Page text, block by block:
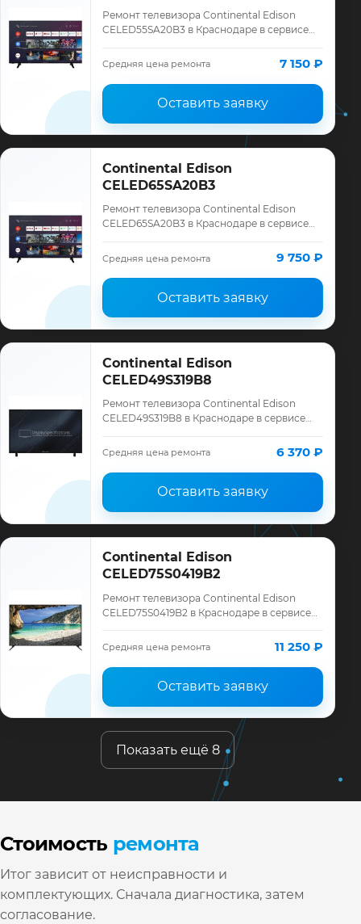
Ремонт телевизора Continental Edison
CELED55SA20B3 в Краснодаре в сервисе
Continental Edison, смета до ремонта,
запчасти …
Средняя цена ремонта 7 150 ₽
Оставить заявку
Continental Edison
CELED65SA20B3
Ремонт телевизора Continental Edison
CELED65SA20B3 в Краснодаре в сервисе
Continental Edison, смета до ремонта,
запчасти …
Средняя цена ремонта 9 750 ₽
Оставить заявку
Continental Edison
CELED49S319B8
Ремонт телевизора Continental Edison
CELED49S319B8 в Краснодаре в сервисе
Continental Edison, смета до ремонта,
Средняя цена ремонта 6 370 ₽
Оставить заявку
Continental Edison
CELED75S0419B2
Ремонт телевизора Continental Edison
CELED75S0419B2 в Краснодаре в сервисе
Continental Edison, смета до ремонта,
запчасти…
Средняя цена ремонта 11 250 ₽
Оставить заявку
Показать ещё 8
Стоимость ремонта
Итог зависит от неисправности и
комплектующих. Сначала диагностика, затем
согласование.